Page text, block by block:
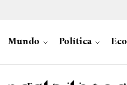
Mundo Política